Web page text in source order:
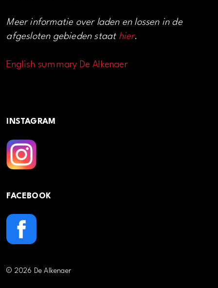
Meer informatie over laden en lossen in de
afgesloten gebieden staat hier.
English summary De Alkenaer
INSTAGRAM
FACEBOOK
© 2026 De Alkenaer